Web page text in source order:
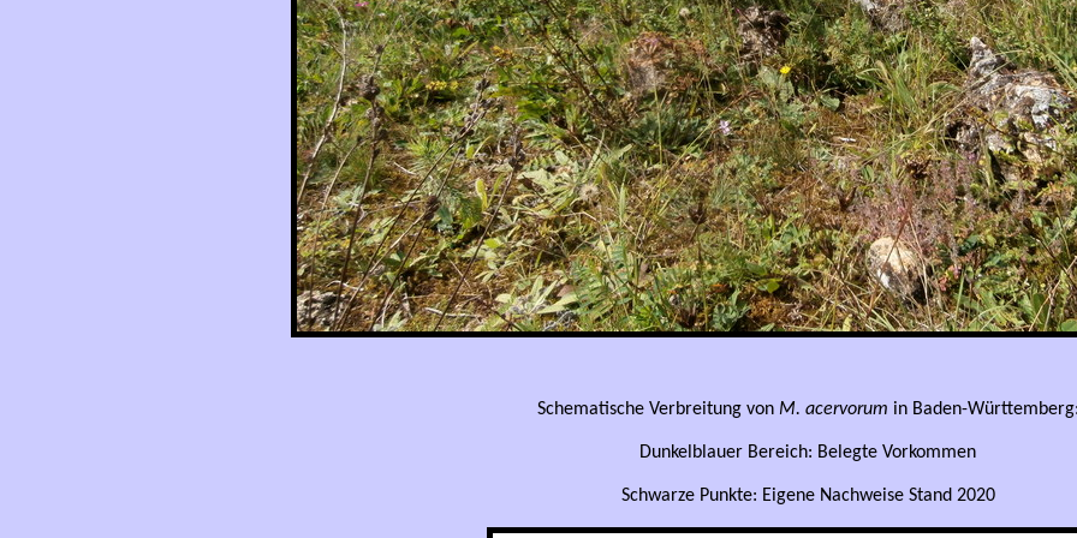
Schematische Verbreitung von M. acervorum in Baden-
Dunkelblauer Bereich: Belegte Vorkommen
Schwarze Punkte: Eigene Nachweise Stand 2020